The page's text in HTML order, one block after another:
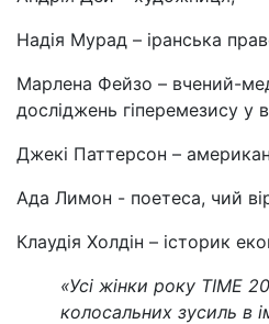
Надія Мурад – іранська
Марлена Фейзо – вчений-
досліджень гіперемезису у
Джекі Паттерсон –
Ада Лимон - поетеса, чий
Клаудія Холдін – історик
«Усі жінки року TIME
колосальних зусиль в